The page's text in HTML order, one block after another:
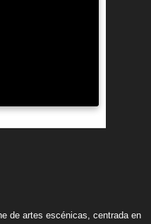
de artes escénicas, centrada en